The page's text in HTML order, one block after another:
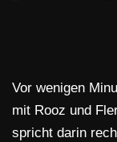
Vor wenigen
mit Rooz und
spricht darin